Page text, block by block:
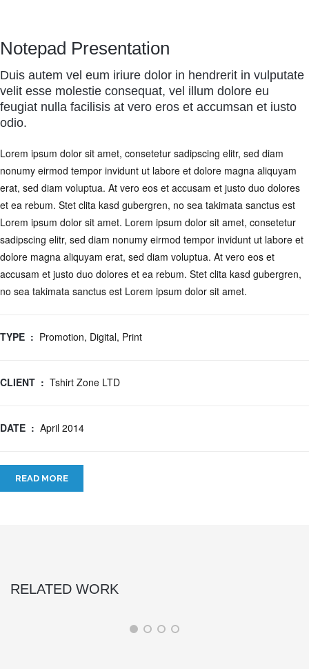
Notepad Presentation
Duis autem vel eum iriure dolor in hendrerit in vulputate
velit esse molestie consequat, vel illum dolore eu
feugiat nulla facilisis at vero eros et accumsan et iusto
odio.
Lorem ipsum dolor sit amet, consetetur sadipscing elitr, sed diam
nonumy eirmod tempor invidunt ut labore et dolore magna aliquyam
erat, sed diam voluptua. At vero eos et accusam et justo duo dolores
et ea rebum. Stet clita kasd gubergren, no sea takimata sanctus est
Lorem ipsum dolor sit amet. Lorem ipsum dolor sit amet, consetetur
sadipscing elitr, sed diam nonumy eirmod tempor invidunt ut labore et
dolore magna aliquyam erat, sed diam voluptua. At vero eos et
accusam et justo duo dolores et ea rebum. Stet clita kasd gubergren,
no sea takimata sanctus est Lorem ipsum dolor sit amet.
TYPE : Promotion, Digital, Print
CLIENT : Tshirt Zone LTD
DATE : April 2014
READ MORE
RELATED WORK